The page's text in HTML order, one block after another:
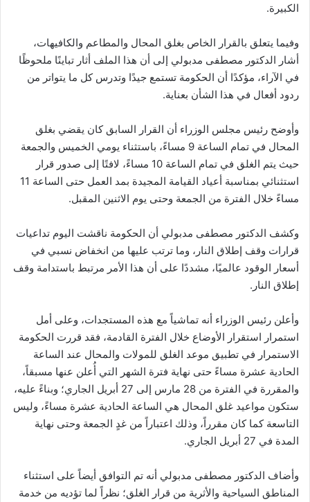
الكبيرة.
وفيما يتعلق بالقرار الخاص بغلق المحال والمطاعم والكافيهات،
أشار الدكتور مصطفى مدبولي إلى أن هذا الملف أثار تباينًا ملحوظًا
في الآراء، مؤكدًا أن الحكومة تستمع جيدًا وتدرس كل ما يتواتر من
ردود أفعال في هذا الشأن بعناية.
وأوضح رئيس مجلس الوزراء أن القرار السابق كان يقضي بغلق
المحال في تمام الساعة 9 مساءً، باستثناء يومي الخميس والجمعة
حيث يتم الغلق في تمام الساعة 10 مساءً، لافتًا إلى صدور قرار
استثنائي بمناسبة أعياد القيامة المجيدة بمد العمل حتى الساعة 11
مساءً خلال الفترة من الجمعة وحتى يوم الاثنين المقبل.
وكشف الدكتور مصطفى مدبولي أن الحكومة ناقشت اليوم تداعيات
قرارات وقف إطلاق النار، وما ترتب عليها من انخفاض نسبي في
أسعار الوقود عالميًا، مشددًا على أن هذا الأمر مرتبط باستدامة وقف
إطلاق النار.
وأعلن رئيس الوزراء أنه تماشياً مع هذه المستجدات، وعلى أمل
استمرار استقرار الأوضاع خلال الفترة القادمة، فقد قررت الحكومة
الاستمرار في تطبيق موعد الغلق للمولات والمحال عند الساعة
الحادية عشرة مساءً حتى نهاية فترة الشهر التي أُعلن عنها مسبقاً،
والمقررة في الفترة من 28 مارس إلى 27 أبريل الجاري؛ وبناءً عليه،
ستكون مواعيد غلق المحال هي الساعة الحادية عشرة مساءً، وليس
التاسعة كما كان مقرراً، وذلك اعتباراً من غدٍ الجمعة وحتى نهاية
المدة في 27 أبريل الجاري.
وأضاف الدكتور مصطفى مدبولي أنه تم التوافق أيضاً على استثناء
المناطق السياحية والأثرية من قرار الغلق؛ نظراً لما تؤديه من خدمة